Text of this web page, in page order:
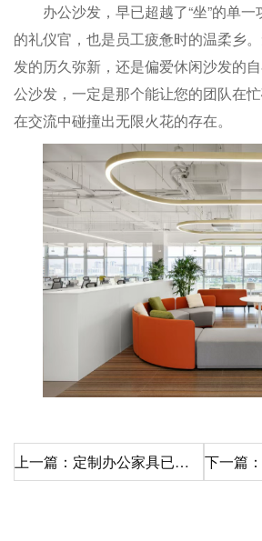
办公沙发，早已超越了“坐”的单
的礼仪官，也是员工疲惫时的温柔乡
发的历久弥新，还是偏爱休闲沙发的
公沙发，一定是那个能让您的团队在
在交流中碰撞出无限火花的存在。
上一篇：定制办公家具已成为众多企业的首选